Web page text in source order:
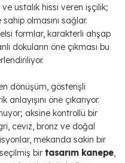
ustalık hissi veren işçilik;
olmasını sağlar.
formlar, karakterli ahşap
dokuların öne çıkması bu
dönüşüm, gösterişli
öne çıkarıyor.
aksine kontrollü bir
ceviz, bronz ve doğal
mekanda sakin bir
bir tasarım kanepe,